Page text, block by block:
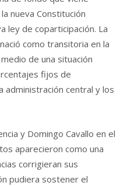
nueva Constitución
ley de coparticipación. La
como transitoria en la
de una situación
fijos de
administración central y los
y Domingo Cavallo en el
aparecieron como una
corrigieran sus
pudiera sostener el